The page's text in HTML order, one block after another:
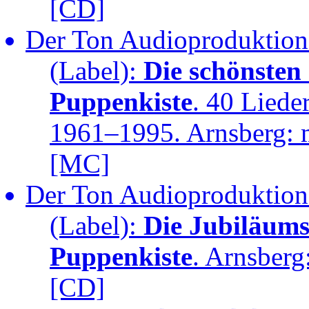
[CD]
Der Ton
(Label): Die
Puppenkiste. 40
1961–1995. Arnsberg:
[MC]
Der Ton
(Label): Die
Puppenkiste.
[CD]